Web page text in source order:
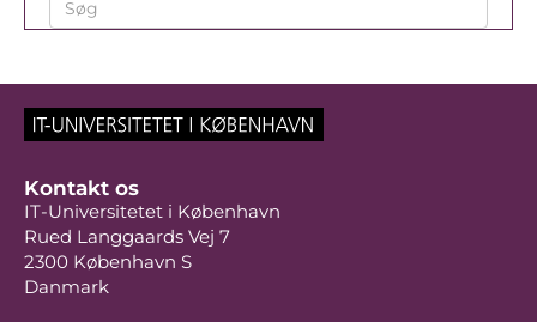
Kontakt os
IT-Universitetet i København
Rued Langgaards Vej 7
2300 København S
Danmark